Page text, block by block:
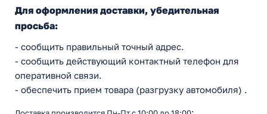
Для оформления доставки, убедительная
просьба:
- сообщить правильный точный адрес.
- сообщить действующий контактный телефон для
оперативной связи.
- обеспечить прием товара (разгрузку автомобиля) .